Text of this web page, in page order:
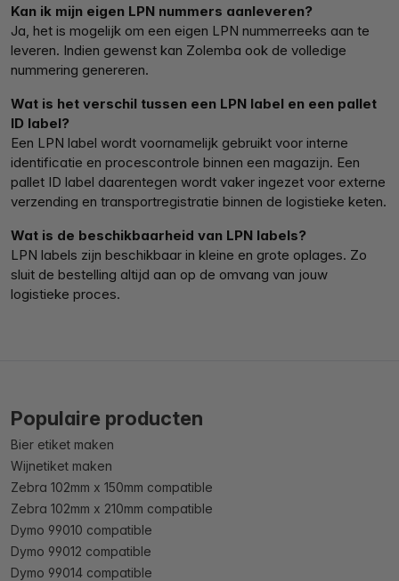
Kan ik mijn eigen LPN nummers aanleveren?
Ja, het is mogelijk om een eigen LPN nummerreeks aan te
leveren. Indien gewenst kan Zolemba ook de volledige
nummering genereren.
Wat is het verschil tussen een LPN label en een pallet
ID label?
Een LPN label wordt voornamelijk gebruikt voor interne
identificatie en procescontrole binnen een magazijn. Een
pallet ID label daarentegen wordt vaker ingezet voor externe
verzending en transportregistratie binnen de logistieke keten.
Wat is de beschikbaarheid van LPN labels?
LPN labels zijn beschikbaar in kleine en grote oplages. Zo
sluit de bestelling altijd aan op de omvang van jouw
logistieke proces.
Populaire producten
Bier etiket maken
Wijnetiket maken
Zebra 102mm x 150mm compatible
Zebra 102mm x 210mm compatible
Dymo 99010 compatible
Dymo 99012 compatible
Dymo 99014 compatible